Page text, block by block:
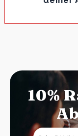
10%